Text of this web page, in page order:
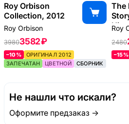
Roy Orbison
Collection, 2012
Roy Orbison
39803582 ₽
–10%
ОРИГИНАЛ 2012
ЗАПЕЧАТАН
ЦВЕТНОЙ СБОРНИК
The
Roy
2480
–15%
Не нашли что искали?
Оформите предзаказ →